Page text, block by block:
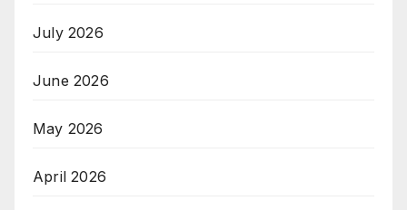
July 2026
June 2026
May 2026
April 2026